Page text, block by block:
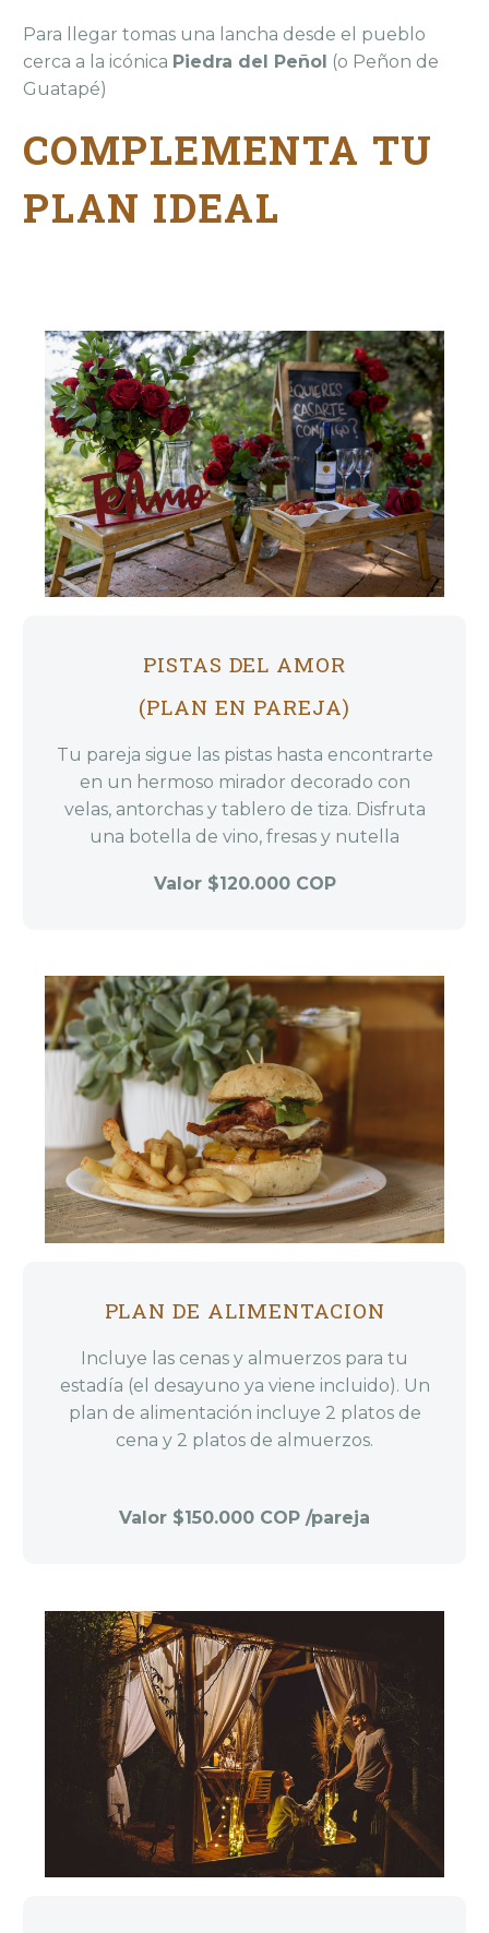
Para llegar tomas una lancha desde el pueblo
cerca a la icónica Piedra del Peñol (o Peñon de
Guatapé)
COMPLEMENTA TU
PLAN IDEAL
PISTAS DEL AMOR
(PLAN EN PAREJA)
Tu pareja sigue las pistas hasta encontrarte
en un hermoso mirador decorado con
velas, antorchas y tablero de tiza. Disfruta
una botella de vino, fresas y nutella
Valor $120.000 COP
PLAN DE ALIMENTACION
Incluye las cenas y almuerzos para tu
estadía (el desayuno ya viene incluido). Un
plan de alimentación incluye 2 platos de
cena y 2 platos de almuerzos.
Valor $150.000 COP /pareja